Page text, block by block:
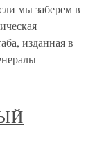
мы заберем в
изданная в